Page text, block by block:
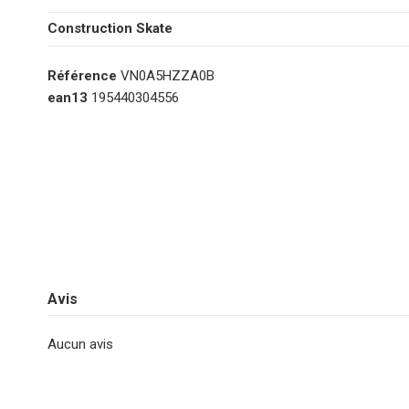
Construction Skate
Référence VN0A5HZZA0B
ean13 195440304556
Avis
Aucun avis